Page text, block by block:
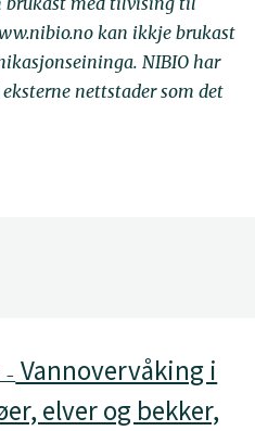
kan ikkje brukast
NIBIO har
nettstader som det
– Vannovervåking i
elver og bekker,